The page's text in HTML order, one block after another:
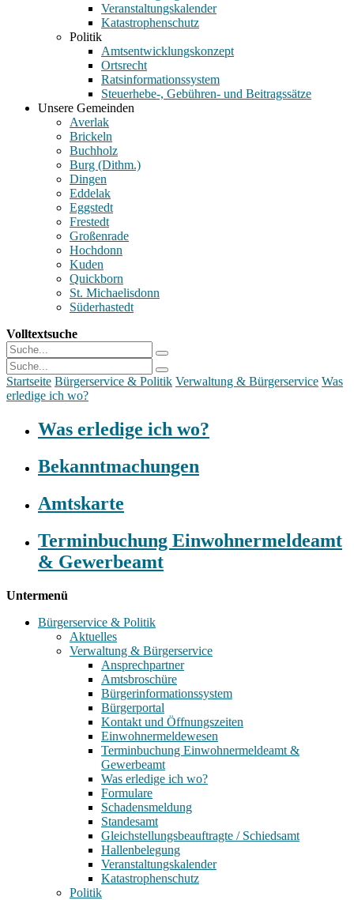
Veranstaltungskalender
Katastrophenschutz
Politik
Amtsentwicklungskonzept
Ortsrecht
Ratsinformationssystem
Steuerhebe-, Gebühren- und Beitragssätze
Unsere Gemeinden
Averlak
Brickeln
Buchholz
Burg (Dithm.)
Dingen
Eddelak
Eggstedt
Frestedt
Großenrade
Hochdonn
Kuden
Quickborn
St. Michaelisdonn
Süderhastedt
Volltextsuche
Startseite Bürgerservice & Politik Verwaltung & Bürgerservice Was
erledige ich wo?
Was erledige ich wo?
Bekanntmachungen
Amtskarte
Terminbuchung Einwohnermeldeamt
& Gewerbeamt
Untermenü
Bürgerservice & Politik
Aktuelles
Verwaltung & Bürgerservice
Ansprechpartner
Amtsbroschüre
Bürgerinformationssystem
Bürgerportal
Kontakt und Öffnungszeiten
Einwohnermeldewesen
Terminbuchung Einwohnermeldeamt &
Gewerbeamt
Was erledige ich wo?
Formulare
Schadensmeldung
Standesamt
Gleichstellungsbeauftragte / Schiedsamt
Hallenbelegung
Veranstaltungskalender
Katastrophenschutz
Politik